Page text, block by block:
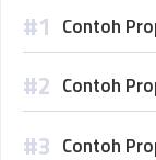
Contoh
Contoh
Contoh